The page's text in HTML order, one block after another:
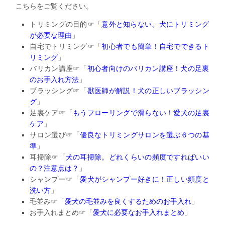
こちらをご覧ください。
トリミングの目的☞「意外と知らない、 犬にトリミング
が必要な理由 」
自宅でトリミング☞「初心者でも簡単！自宅でできるト
リミング 」
バリカン講座☞「 初心者向けのバリカン講座！犬の足裏
のお手入れ方法 」
ブラッシング☞「 獣医師が解説！犬の正しいブラッシン
グ 」
足裏ケア☞「 もうフローリングで滑らない！愛犬の足裏
ケア 」
サロン選び☞「優良なトリミングサロンを選ぶ６つの基
準 」
耳掃除☞「 犬の耳掃除。どれくらいの頻度ですればいい
の？注意点は？ 」
シャンプー☞「愛犬がシャンプー好きに！正しい頻度と
洗い方 」
毛並み☞「愛犬の毛並みを良くするためのお手入れ 」
お手入れまとめ☞「愛犬に必要なお手入れまとめ 」